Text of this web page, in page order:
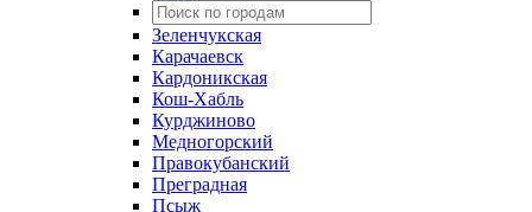
Зеленчукская
Карачаевск
Кардоникская
Кош-Хабль
Курджиново
Медногорский
Правокубанский
Преградная
Псыж